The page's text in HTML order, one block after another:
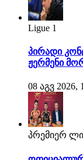
Ligue 1
პირადი
ჟერმენი
08 აგვ 2026,
პრემიერ